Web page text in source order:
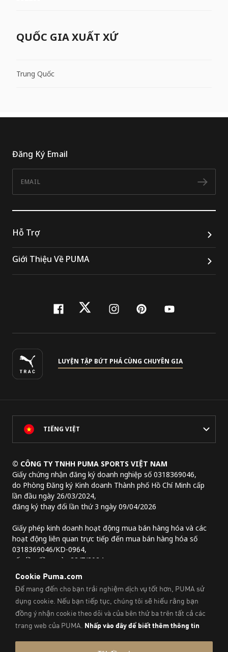
QUỐC GIA XUẤT XỨ
Trung Quốc
Đăng Ký Email
Hỗ Trợ
Giới Thiệu Về PUMA
facebook
twitterinstagram
pinterest
youtube
LUYỆN TẬP BỨT PHÁ CÙNG CHUYÊN GIA
TIẾNG VIỆT
© CÔNG TY TNHH PUMA SPORTS VIỆT NAM
Giấy chứng nhận đăng ký doanh nghiệp số 0318369046,
do Phòng Đăng ký Kinh doanh Thành phố Hồ Chí Minh cấp
lần đầu ngày 26/03/2024,
đăng ký thay đổi lần thứ 3 ngày 09/04/2026
Giấy phép kinh doanh hoạt động mua bán hàng hóa và các
hoạt động liên quan trực tiếp đến mua bán hàng hóa số
0318369046/KD-0964,
cấp lần đầu ngày 22/7/2024.
Lầu 2, tòa nhà Lim Tower 3,
số 29A đường Nguyễn Đình Chiểu,
Phường Sài Gòn, Thành phố Hồ Chí Minh, Việt Nam
Thông Tin Pháp Lý Và Thông Tin Liên Hệ